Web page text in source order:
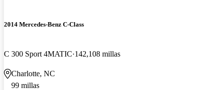
2014 Mercedes-Benz C-Class
C 300 Sport 4MATIC 142,108 millas
Charlotte, NC
99 millas